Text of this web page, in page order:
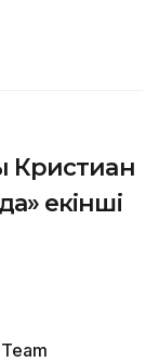
Кристиан
екінші